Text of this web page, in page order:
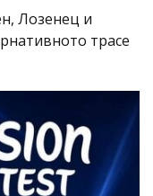
Лозенец и
трасе